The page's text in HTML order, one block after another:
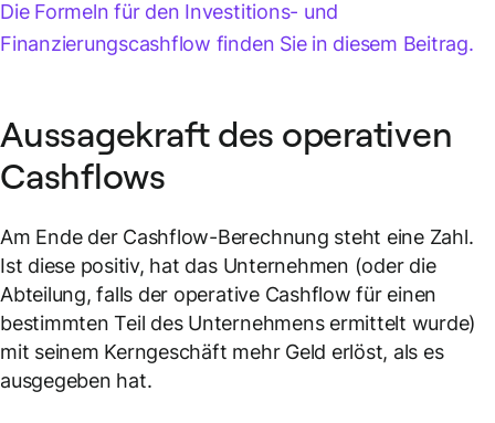
Die Formeln für den Investitions- und
Finanzierungscashflow finden Sie in diesem Beitrag.
Aussagekraft des operativen
Cashflows
Am Ende der Cashflow-Berechnung steht eine Zahl.
Ist diese positiv, hat das Unternehmen (oder die
Abteilung, falls der operative Cashflow für einen
bestimmten Teil des Unternehmens ermittelt wurde)
mit seinem Kerngeschäft mehr Geld erlöst, als es
ausgegeben hat.